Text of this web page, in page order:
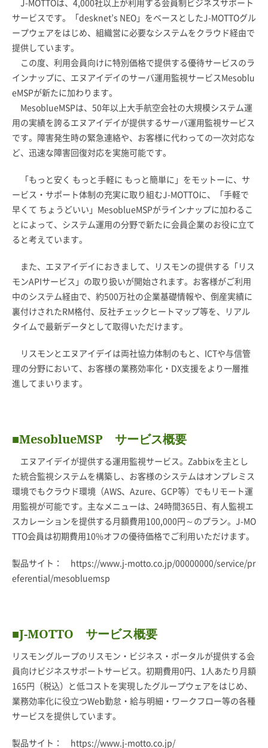
J-MOTTOは、4,000社以上が利用する会員制ビジネスサポート
サービスです。「desknet’s NEO」をベースとしたJ-MOTTOグル
ープウェアをはじめ、組織営に必要なシステムをクラウド経由で
提供しています。
この度、利用会員向けに特別価格で提供する優待サービスのラ
インナップに、エヌアイデイのサーバ運用監視サービスMesoblu
eMSPが新たに加わります。
MesoblueMSPは、50年以上大手航空会社の大規模システム運
用の実績を誇るエヌアイデイが提供するサーバ運用監視サービス
です。障害発生時の緊急連絡や、お客様に代わっての一次対応な
ど、迅速な障害回復対応を実施可能です。
「もっと安く もっと手軽に もっと簡単に」をモットーに、サ
ービス・サポート体制の充実に取り組むJ-MOTTOに、「手軽で
早くて ちょうどいい」MesoblueMSPがラインナップに加わるこ
とによって、システム運用の分野で新たに会員企業のお役に立て
ると考えています。
また、エヌアイデイにおきまして、リスモンの提供する「リス
モンAPIサービス」の取り扱いが開始されます。お客様がご利用
中のシステム経由で、約500万社の企業基礎情報や、倒産実績に
裏付けされたRM格付、反社チェックヒートマップ等を、リアル
タイムで最新データとして取得いただけます。
リスモンとエヌアイデイは両社協力体制のもと、ICTや与信管
理の分野において、お客様の業務効率化・DX支援をより一層推
進してまいります。
■MesoblueMSP サービス概要
エヌアイデイが提供する運用監視サービス。Zabbixを主とし
た統合監視システムを構築し、お客様のシステムはオンプレミス
環境でもクラウド環境（AWS、Azure、GCP等）でもリモート運
用監視が可能です。主なメニューは、24時間365日、有人監視エ
スカレーションを提供する月額費用100,000円～のプラン。J-MO
TTO会員は初期費用10%オフの優待価格でご利用いただけます。
製品サイト：
https://www.j-motto.co.jp/00000000/service/pr
eferential/mesobluemsp
■J-MOTTO サービス概要
リスモングループのリスモン・ビジネス・ポータルが提供する会
員向けビジネスサポートサービス。初期費用0円、1人あたり月額
165円（税込）と低コストを実現したグループウェアをはじめ、
業務効率化に役立つWeb勤怠・給与明細・ワークフロー等の各種
サービスを提供しています。
製品サイト： https://www.j-motto.co.jp/